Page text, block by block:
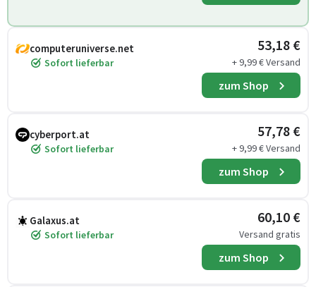
computeruniverse.net
Sofort lieferbar
53,18 €
+ 9,99 € Versand
zum Shop
cyberport.at
Sofort lieferbar
57,78 €
+ 9,99 € Versand
zum Shop
Galaxus.at
Sofort lieferbar
60,10 €
Versand gratis
zum Shop